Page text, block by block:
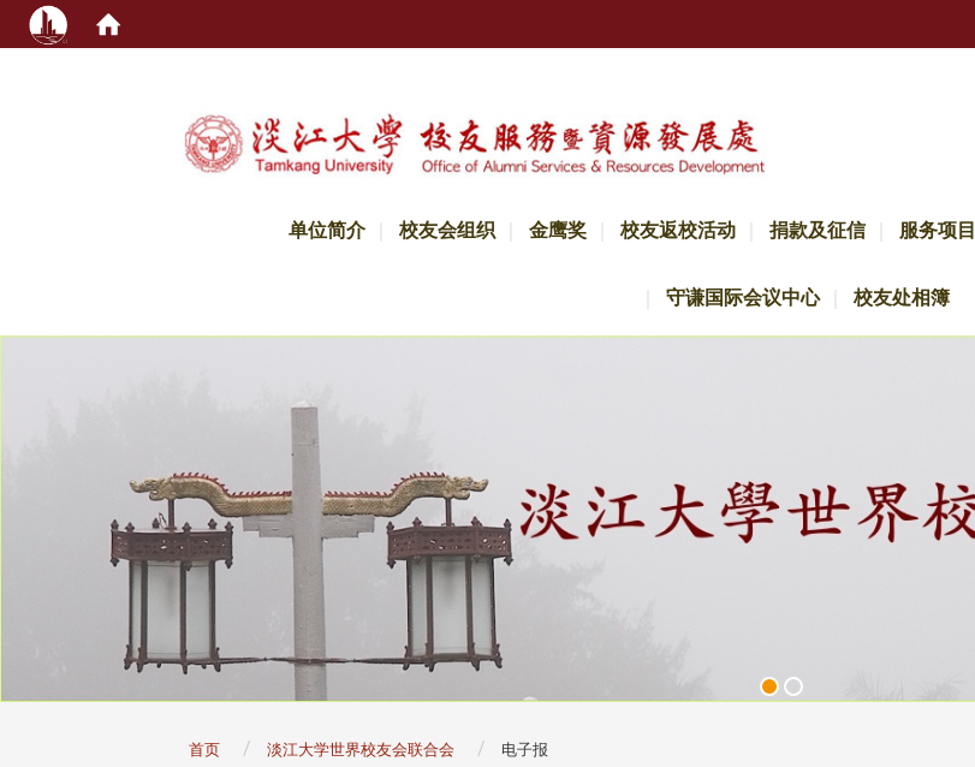
单位简介 校友会组织 金鹰奖 校友返校活动 捐款及征信 服务项目
守谦国际会议中心 校友处相簿
首页 淡江大学世界校友会联合会 电子报